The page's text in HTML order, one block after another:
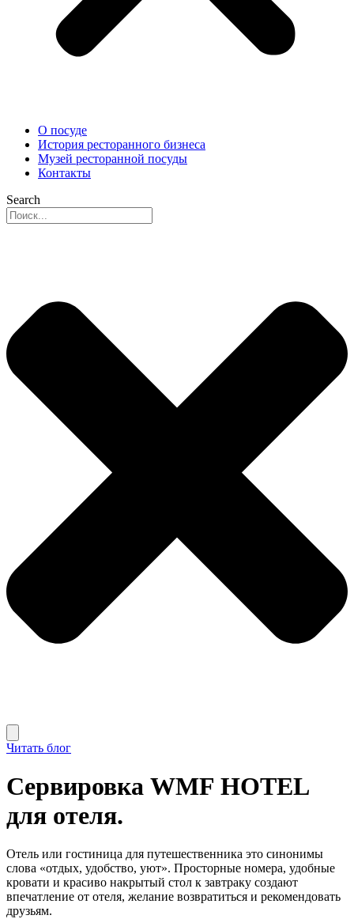
О посуде
История ресторанного бизнеса
Музей ресторанной посуды
Контакты
Search
Читать блог
Сервировка WMF HOTEL
для отеля.
Отель или гостиница для путешественника это синонимы
слова «отдых, удобство, уют». Просторные номера, удобные
кровати и красиво накрытый стол к завтраку создают
впечатление от отеля, желание возвратиться и рекомендовать
друзьям.